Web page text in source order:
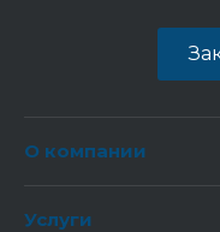
О компании
Услуги